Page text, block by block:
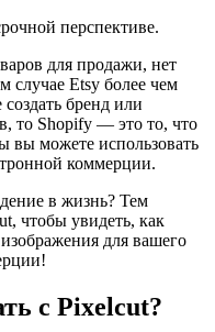
перспективе.
для продажи, нет
случае Etsy более чем
бренд или
то Shopify — это то, что
вы можете использовать
коммерции.
в жизнь? Тем
чтобы увидеть, как
для вашего
!
с Pixelcut?